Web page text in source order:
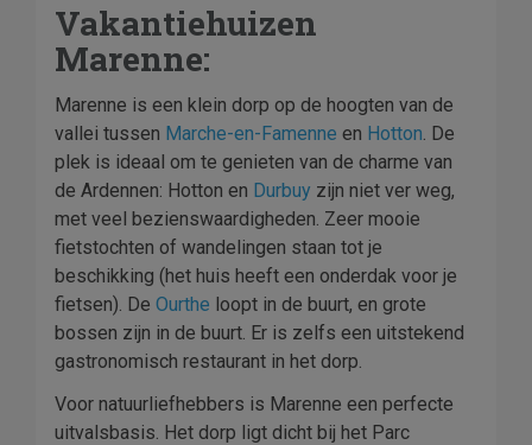
Vakantiehuizen
Marenne:
Marenne is een klein dorp op de hoogten van de
vallei tussen Marche-en-Famenne en Hotton. De
plek is ideaal om te genieten van de charme van
de Ardennen: Hotton en Durbuy zijn niet ver weg,
met veel bezienswaardigheden. Zeer mooie
fietstochten of wandelingen staan tot je
beschikking (het huis heeft een onderdak voor je
fietsen). De Ourthe loopt in de buurt, en grote
bossen zijn in de buurt. Er is zelfs een uitstekend
gastronomisch restaurant in het dorp.
Voor natuurliefhebbers is Marenne een perfecte
uitvalsbasis. Het dorp ligt dicht bij het Parc